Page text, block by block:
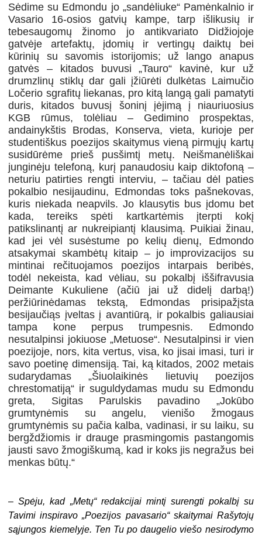
Sėdime su Edmondu jo „sandėliuke“ Pamėnkalnio ir
Vasario 16-osios gatvių kampe, tarp išlikusių ir
tebesaugomų žinomo jo antikvariato Didžiojoje
gatvėje artefaktų, įdomių ir vertingų daiktų bei
kūrinių su savomis istorijomis; už lango anapus
gatvės – kitados buvusi „Tauro“ kavinė, kur už
drumzlinų stiklų dar gali įžiūrėti dulkėtas Laimučio
Ločerio sgrafitų liekanas, pro kitą langą gali pamatyti
duris, kitados buvusį šoninį įėjimą į niauriuosius
KGB rūmus, tolėliau – Gedimino prospektas,
andainykštis Brodas, Konserva, vieta, kurioje per
studentiškus poezijos skaitymus vieną pirmųjų kartų
susidūrėme prieš pusšimtį metų. Neišmanėliškai
junginėju telefoną, kurį panaudosiu kaip diktofoną –
neturiu patirties rengti interviu, – tačiau dėl paties
pokalbio nesijaudinu, Edmondas toks pašnekovas,
kuris niekada neapvils. Jo klausytis bus įdomu bet
kada, tereiks spėti kartkartėmis įterpti kokį
patikslinantį ar nukreipiantį klausimą. Puikiai žinau,
kad jei vėl susėstume po kelių dienų, Edmondo
atsakymai skambėtų kitaip – jo improvizacijos su
mintinai rečituojamos poezijos intarpais beribės,
todėl nekeista, kad vėliau, su pokalbį iššifravusia
Deimante Kukuliene (ačiū jai už didelį darbą!)
peržiūrinėdamas tekstą, Edmondas prisipažįsta
besijaučiąs įveltas į avantiūrą, ir pokalbis galiausiai
tampa kone perpus trumpesnis. Edmondo
nesutalpinsi jokiuose „Metuose“. Nesutalpinsi ir vien
poezijoje, nors, kita vertus, visa, ko jisai imasi, turi ir
savo poetinę dimensiją. Tai, ką kitados, 2002 metais
sudarydamas „Šiuolaikinės lietuvių poezijos
chrestomatiją“ ir suguldydamas mudu su Edmondu
greta, Sigitas Parulskis pavadino „Jokūbo
grumtynėmis su angelu, vienišo žmogaus
grumtynėmis su pačia kalba, vadinasi, ir su laiku, su
bergždžiomis ir drauge prasmingomis pastangomis
jausti savo žmogiškumą, kad ir koks jis negražus bei
menkas būtų.“
–Spėju, kad „Metų“ redakcijai mintį surengti pokalbį su
Tavimi inspiravo „Poezijos pavasario“ skaitymai Rašytojų
sąjungos kiemelyje. Ten Tu po daugelio viešo nesirodymo